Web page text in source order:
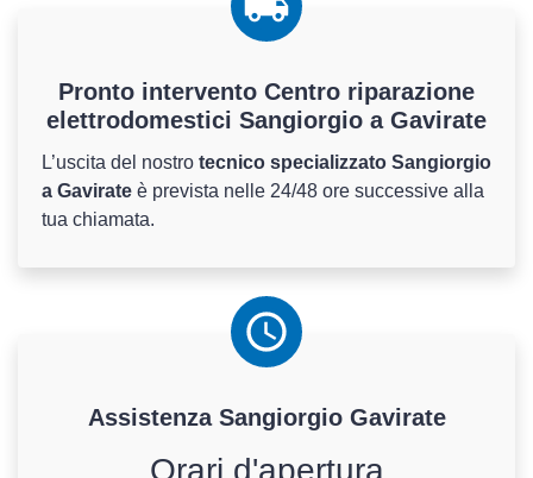
Pronto intervento Centro riparazione
elettrodomestici Sangiorgio a Gavirate
L’uscita del nostro tecnico specializzato Sangiorgio
a Gavirate è prevista nelle 24/48 ore successive alla
tua chiamata.
Assistenza SangiorgioGavirate